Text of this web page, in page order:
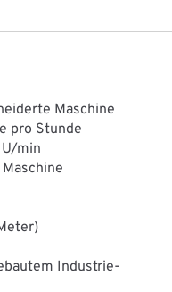
Maschine
pro Stunde
min
Industrie-